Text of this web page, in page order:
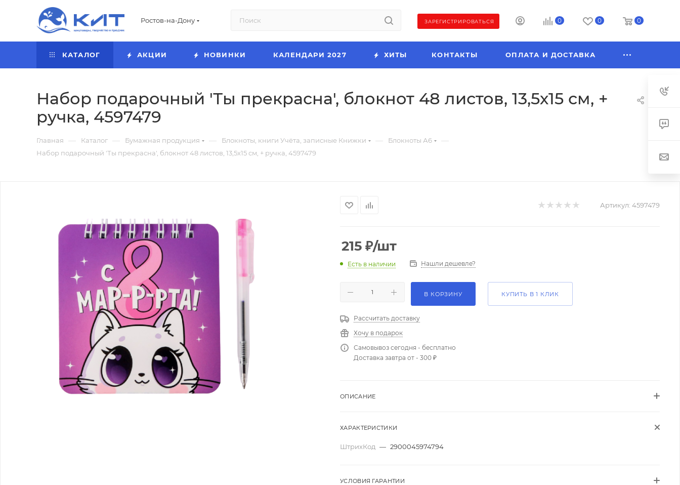
Ростов-на-Дону ЗАРЕГИСТРИРОВАТЬСЯ 0 0 0
КАТАЛОГ АКЦИИ НОВИНКИ КАЛЕНДАРИ 2027 ХИТЫ КОНТАКТЫ ОПЛАТА И ДОСТАВКА
Набор подарочный 'Ты прекрасна', блокнот 48 листов, 13,5х15 см, +
ручка, 4597479
Главная — Каталог — Бумажная продукция — Блокноты, книги Учёта, записные Книжки — Блокноты А6 —
Набор подарочный 'Ты прекрасна', блокнот 48 листов, 13,5х15 см, + ручка, 4597479
Артикул: 4597479
215 ₽/шт
Есть в наличии Нашли дешевле?
В КОРЗИНУ КУПИТЬ В 1 КЛИК
Рассчитать доставку
Хочу в подарок
Самовывоз сегодня - бесплатно
Доставка завтра от - 300 ₽
ОПИСАНИЕ
ХАРАКТЕРИСТИКИ
ШтрихКод — 2900045974794
УСЛОВИЯ ГАРАНТИИ